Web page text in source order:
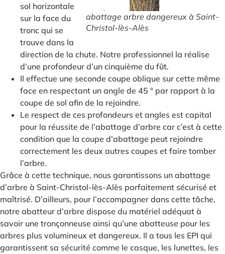
abattage arbre dangereux à Saint-
Christol-lès-Alès
sol horizontale
sur la face du
tronc qui se
trouve dans la
direction de la chute. Notre professionnel la réalise
d’une profondeur d’un cinquième du fût.
Il effectue une seconde coupe oblique sur cette même
face en respectant un angle de 45 ° par rapport à la
coupe de sol afin de la rejoindre.
Le respect de ces profondeurs et angles est capital
pour la réussite de l’abattage d’arbre car c’est à cette
condition que la coupe d’abattage peut rejoindre
correctement les deux autres coupes et faire tomber
l’arbre.
Grâce à cette technique, nous garantissons un abattage
d’arbre à Saint-Christol-lès-Alès parfaitement sécurisé et
maîtrisé. D’ailleurs, pour l’accompagner dans cette tâche,
notre abatteur d’arbre dispose du matériel adéquat à
savoir une tronçonneuse ainsi qu’une abatteuse pour les
arbres plus volumineux et dangereux. Il a tous les EPI qui
garantissent sa sécurité comme le casque, les lunettes, les